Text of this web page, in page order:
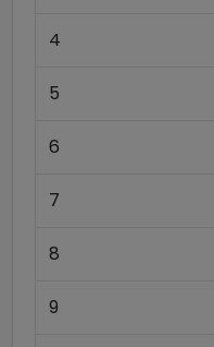
4
5
6
7
8
9